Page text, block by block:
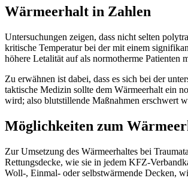
Wärmeerhalt in Zahlen
Untersuchungen zeigen, dass nicht selten
kritische Temperatur bei der mit einem
höhere Letalität auf als normotherme Patienten
Zu erwähnen ist dabei, dass es sich bei der
taktische Medizin sollte dem Wärmeerhalt ein
wird; also blutstillende Maßnahmen erschwert
Möglichkeiten zum
Zur Umsetzung des Wärmeerhaltes bei
Rettungsdecke, wie sie in jedem KFZ-
Woll-, Einmal- oder selbstwärmende Decken,